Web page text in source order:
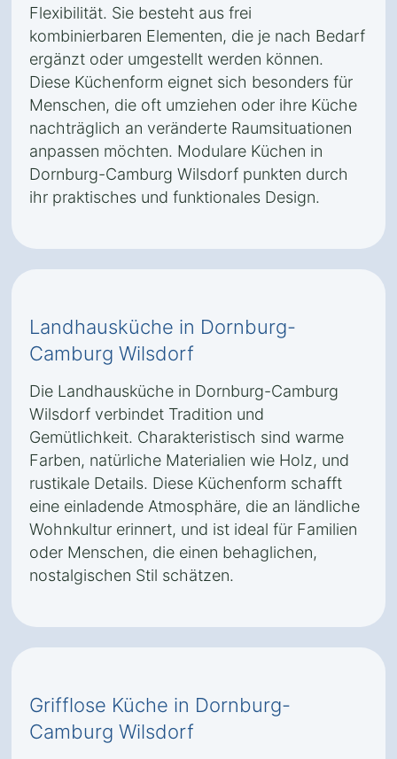
Flexibilität. Sie besteht aus frei
kombinierbaren Elementen, die je nach Bedarf
ergänzt oder umgestellt werden können.
Diese Küchenform eignet sich besonders für
Menschen, die oft umziehen oder ihre Küche
nachträglich an veränderte Raumsituationen
anpassen möchten. Modulare Küchen in
Dornburg-Camburg Wilsdorf punkten durch
ihr praktisches und funktionales Design.
Landhausküche in Dornburg-
Camburg Wilsdorf
Die Landhausküche in Dornburg-Camburg
Wilsdorf verbindet Tradition und
Gemütlichkeit. Charakteristisch sind warme
Farben, natürliche Materialien wie Holz, und
rustikale Details. Diese Küchenform schafft
eine einladende Atmosphäre, die an ländliche
Wohnkultur erinnert, und ist ideal für Familien
oder Menschen, die einen behaglichen,
nostalgischen Stil schätzen.
Grifflose Küche in Dornburg-
Camburg Wilsdorf